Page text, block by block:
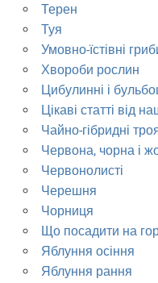
Терен
Туя
Умовно-їстівні
Хвороби рослин
Цибулинні і
Цікаві статті від
Чайно-гібридні
Червона, чорна і
Червонолисті
Черешня
Чорниця
Що посадити на
Яблуння осіння
Яблуння рання